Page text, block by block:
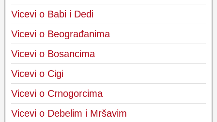
Vicevi o Babi i Dedi
Vicevi o Beograđanima
Vicevi o Bosancima
Vicevi o Cigi
Vicevi o Crnogorcima
Vicevi o Debelim i Mršavim